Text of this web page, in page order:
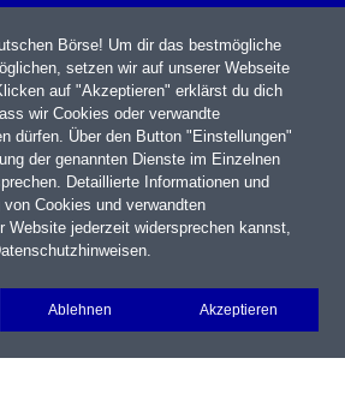
Portfolio Login
Börse! Um dir das bestmögliche
setzen wir auf unserer Webseite
auf "Akzeptieren" erklärst du dich
wir Cookies oder verwandte
dürfen. Über den Button "Einstellungen"
der genannten Dienste im Einzelnen
Detaillierte Informationen und
Cookies und verwandten
Website jederzeit widersprechen kannst,
.
Ablehnen Akzeptieren